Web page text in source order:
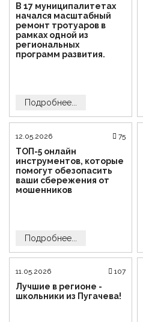
В 17 муниципалитетах
начался масштабный
ремонт тротуаров в
рамках одной из
региональных
программ развития.
Подробнее...
12.05.2026 75
ТОП-5 онлайн
инструментов, которые
помогут обезопасить
ваши сбережения от
мошенников
Подробнее...
11.05.2026 107
Лучшие в регионе -
школьники из Пугачева!